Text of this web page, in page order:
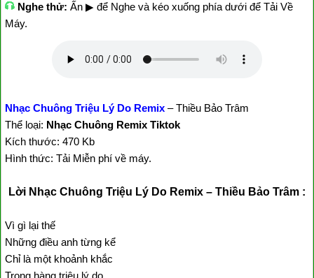
Nghe thử: Ấn ▶ để Nghe và kéo xuống phía dưới để Tải Về
Máy.
Nhạc Chuông Triệu Lý Do Remix – Thiều Bảo Trâm
Thể loại: Nhạc Chuông Remix Tiktok
Kích thước: 470 Kb
Hình thức: Tải Miễn phí về máy.
Lời Nhạc Chuông Triệu Lý Do Remix – Thiều Bảo Trâm :
Vì gì lại thế
Những điều anh từng kể
Chỉ là một khoảnh khắc
Trong hàng triệu lý do